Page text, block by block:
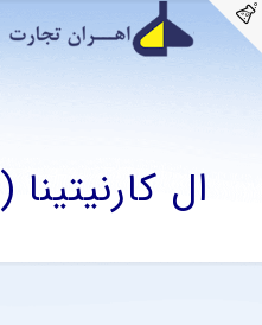
ال کارنیتینا (L-Carnitina)